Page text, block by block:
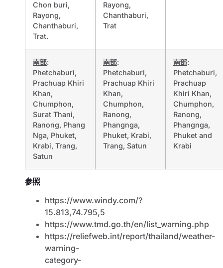
Chon buri,
Rayong,
Chanthaburi,
Trat.
Rayong,
Chanthaburi,
Trat
南部:
Phetchaburi,
Prachuap Khiri
Khan,
Chumphon,
Surat Thani,
Ranong, Phang
Nga, Phuket,
Krabi, Trang,
Satun
南部:
Phetchaburi,
Prachuap Khiri
Khan,
Chumphon,
Ranong,
Phangnga,
Phuket, Krabi,
Trang, Satun
南部:
Phetchaburi,
Prachuap
Khiri Khan,
Chumphon,
Ranong,
Phangnga,
Phuket and
Krabi
参照
https://www.windy.com/?
15.813,74.795,5
https://www.tmd.go.th/en/list_warning.php
https://reliefweb.int/report/thailand/weather-
warning-
category-